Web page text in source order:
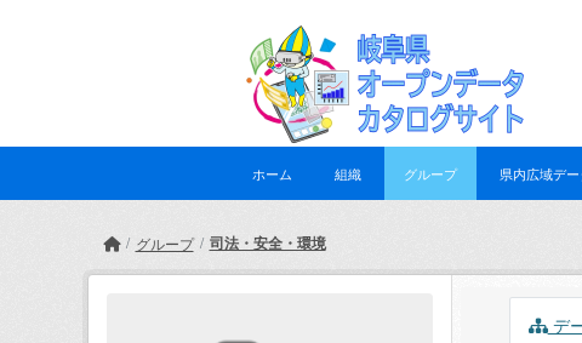
ホーム 組織 グループ 県内広域デー
グループ 司法・安全・環境
デ